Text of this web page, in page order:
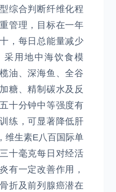
综合判断纤维化程
管理，目标在一年
，每日总能量减少
采用地中海饮食模
油、深海鱼、全谷
糖、精制碳水及反
十分钟中等强度有
练，可显著降低肝
维生素E八百国际单
十毫克每日对经活
有一定改善作用，
折及前列腺癌潜在